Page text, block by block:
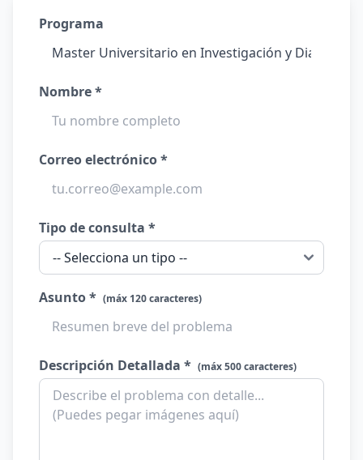
Programa
Nombre *
Correo electrónico *
Tipo de consulta *
Asunto * (máx 120 caracteres)
Descripción Detallada * (máx 500 caracteres)